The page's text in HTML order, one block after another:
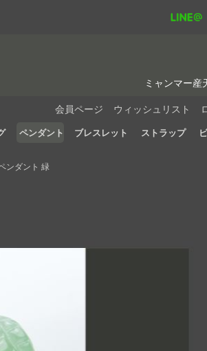
会員ページ ウィッシュリスト
ミャンマー産
ペンダント ブレスレット ストラップ
ンダント 緑